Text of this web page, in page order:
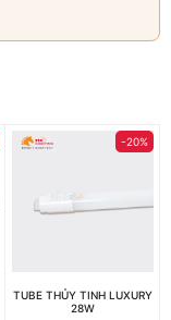
-20%
TUBE THỦY TINH LUXURY
28W